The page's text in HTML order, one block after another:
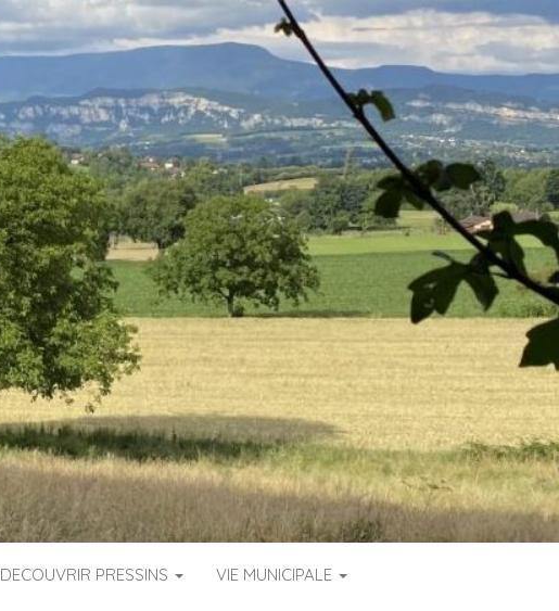
DECOUVRIR PRESSINS VIE MUNICIPALE